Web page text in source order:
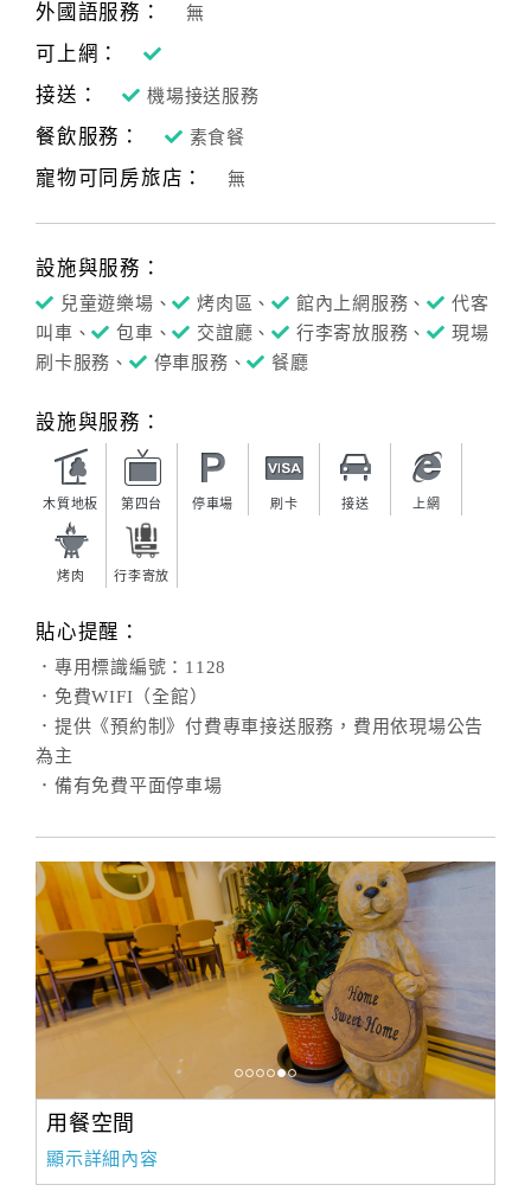
會
員
戶
客
絡
單
線
服
查
詢
訂
房
國
旅
卡
訂
房
據
外國語服務： 無
可上網：
接送：
機場接送服務
餐飲服務： 素食餐
寵物可同房旅店： 無
設施與服務：
兒童遊樂場、 烤肉區、 館內上網服務、
代客
叫車、
包車、 交誼廳、 行李寄放服務、
現場
刷卡服務、
停車服務、 餐廳
設施與服務：
木質地板 第四台 停車場 刷卡 接送 上網
烤肉 行李寄放
貼心提醒：
．專用標識編號：1128
．免費WIFI（全館）
．提供《預約制》付費專車接送服務，費用依現場公告
為主
．備有免費平面停車場
用餐空間
顯示詳細內容